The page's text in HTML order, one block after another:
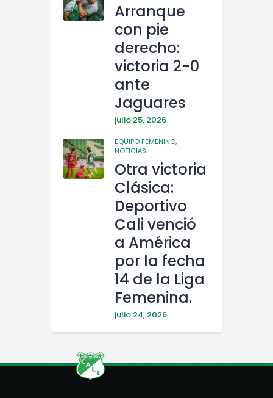
Arranque
con pie
derecho:
victoria 2-0
ante
Jaguares
julio 25, 2026
EQUIPO FEMENINO,
NOTICIAS
Otra victoria
Clásica:
Deportivo
Cali venció
a América
por la fecha
14 de la Liga
Femenina.
julio 24, 2026